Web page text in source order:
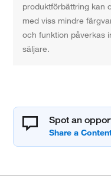
produktförbättring kan
med viss mindre
och funktion påverkas
säljare.
Spot an